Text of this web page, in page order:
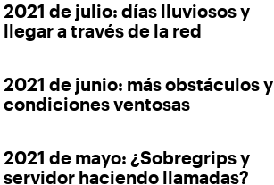
2021 de julio: días lluviosos y
llegar a través de la red
2021 de junio: más obstáculos y
condiciones ventosas
2021 de mayo: ¿Sobregrips y
servidor haciendo llamadas?